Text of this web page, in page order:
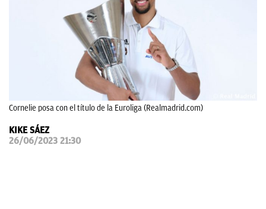
Cornelie posa con el título de la Euroliga (Realmadrid.com)
KIKE SÁEZ
26/06/2023 21:30